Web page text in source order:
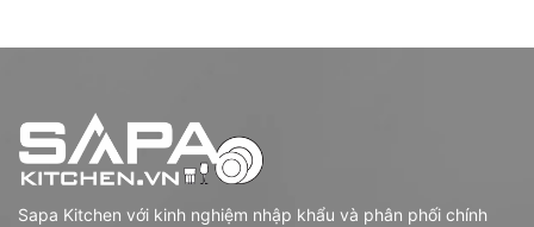
Sapa Kitchen với kinh nghiệm nhập khẩu và phân phối chính